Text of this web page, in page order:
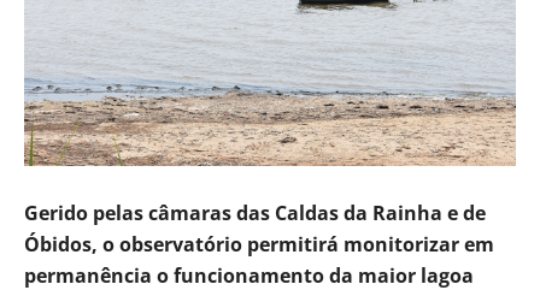
Gerido pelas câmaras das Caldas da Rainha e de
Óbidos, o observatório permitirá monitorizar em
permanência o funcionamento da maior lagoa